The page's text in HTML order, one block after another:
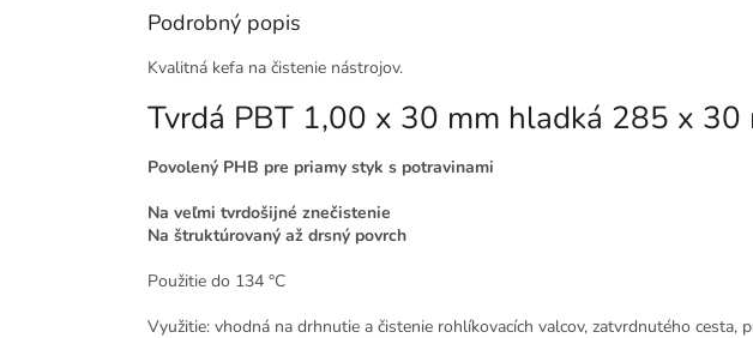
Podrobný popis
Kvalitná kefa na čistenie nástrojov.
Tvrdá PBT 1,00 x 30 mm hladká 285 x 30
Povolený PHB pre priamy styk s potravinami
Na veľmi tvrdošijné znečistenie
Na štruktúrovaný až drsný povrch
Použitie do 134 °C
Využitie: vhodná na drhnutie a čistenie rohlíkovacích valcov, zatvrdnutého